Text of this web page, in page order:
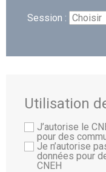
Session :
Utilisation
J’autorise le
pour des
Je n’autorise
données pour
CNEH